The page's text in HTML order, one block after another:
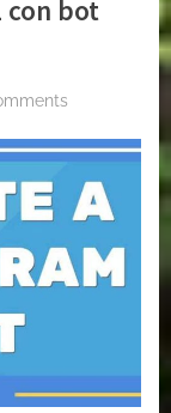
con bot
on
Hướng
dẫn
tạo
con
bot
trong
telegram